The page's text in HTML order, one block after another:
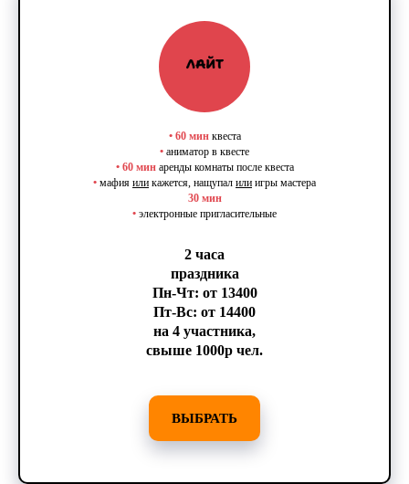
• 60 минквеста
• аниматор в квесте
• 60 минаренды комнаты после квеста
• мафия или кажется, нащупал или игры мастера
30 мин
• электронные пригласительные
2 часа
праздника
Пн-Чт: от 13400
Пт-Вс: от 14400
на 4 участника,
свыше 1000р чел.
ВЫБРАТЬ